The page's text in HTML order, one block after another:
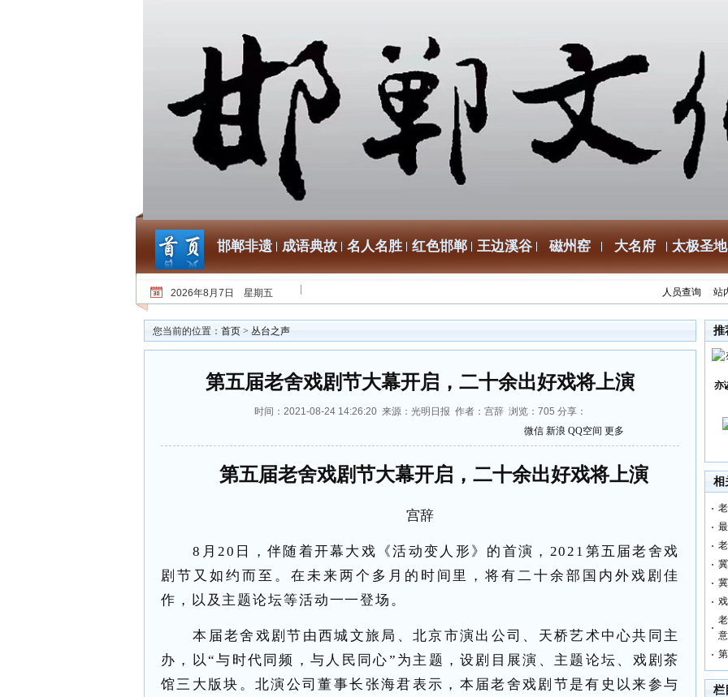
邯郸非遗 成语典故 名人名胜 红色邯郸 王边溪谷 磁州窑 大名府 太极圣地
2026年8月7日 星期五 人员查询 站
您当前的位置： 首页 > 丛台之声
第五届老舍戏剧节大幕开启，二十余出好戏将上演
时间：2021-08-24 14:26:20 来源：光明日报 作者：宫辞 浏览： 705 分享：
微信 新浪 QQ空间 更多
第五届老舍戏剧节大幕开启，二十余出好戏将上演
宫辞
8月20日，伴随着开幕大戏《活动变人形》的首演，2021第五届老舍戏
剧节又如约而至。在未来两个多月的时间里，将有二十余部国内外戏剧佳
作，以及主题论坛等活动一一登场。
本届老舍戏剧节由西城文旅局、北京市演出公司、天桥艺术中心共同主
办，以“与时代同频，与人民同心”为主题，设剧目展演、主题论坛、戏剧茶
馆三大版块。北演公司董事长张海君表示，本届老舍戏剧节是有史以来参与
推
亦
相
意
栏